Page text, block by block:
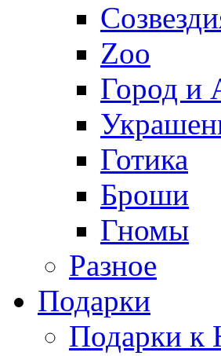
Zoo
Город и
Готика
Броши
Гномы
Разное
Подарки
Подарки к